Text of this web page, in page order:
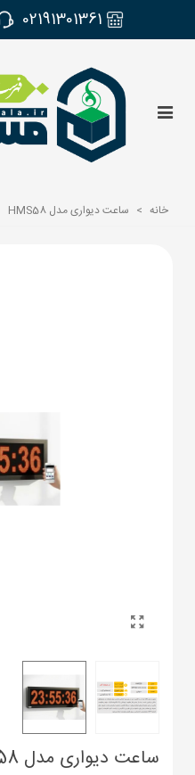
02191301361
خانه > ساعت دیواری مدل HMS58
ساعت دیواری مدل HMS58